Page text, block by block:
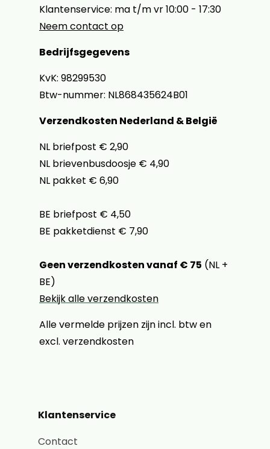
Klantenservice: ma t/m vr 10:00 - 17:30
Neem contact op
Bedrijfsgegevens
KvK: 98299530
Btw-nummer: NL868435624B01
Verzendkosten Nederland & België
NL briefpost € 2,90
NL brievenbusdoosje € 4,90
NL pakket € 6,90
BE briefpost € 4,50
BE pakketdienst € 7,90
Geen verzendkosten vanaf € 75 (NL +
BE)
Bekijk alle verzendkosten
Alle vermelde prijzen zijn incl. btw en
excl. verzendkosten
Klantenservice
Contact